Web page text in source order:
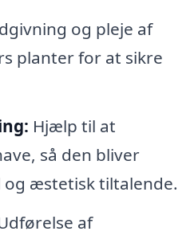
og pleje af
planter for at sikre
Hjælp til at
så den bliver
æstetisk tiltalende.
af